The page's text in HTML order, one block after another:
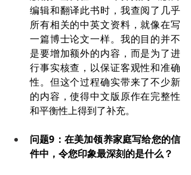
编辑和翻译此书时，我查阅了几乎
所有相关的中英文资料，就像在写
一篇博士论文一样。我的目的并不
是要增加额外的内容，而是为了进
行事实核查，以保证客观性和准确
性。但这个过程确实带来了不少新
的内容，使得中文版原作在完整性
和平衡性上得到了补充。
问题9：在美加领养家庭写给您的信
件中，令您印象最深刻的是什么？